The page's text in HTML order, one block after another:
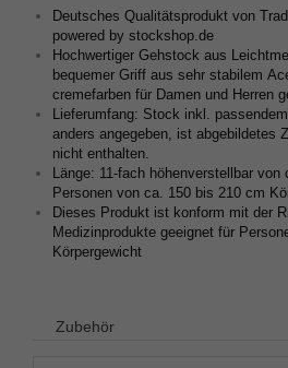
Deutsches Qualitätsprodukt von
powered by stockshop.de
Hochwertiger Gehstock aus
bequemer Griff aus sehr stabilem
cremefarben für Damen und Herren
Lieferumfang: Stock inkl.
anders angegeben, ist abgebildetes
nicht enthalten.
Länge: 11-fach höhenverstellbar von
Personen von ca. 150 bis 210 cm
Dieses Produkt ist konform mit der
Medizinprodukte geeignet für
Körpergewicht
Zubehör